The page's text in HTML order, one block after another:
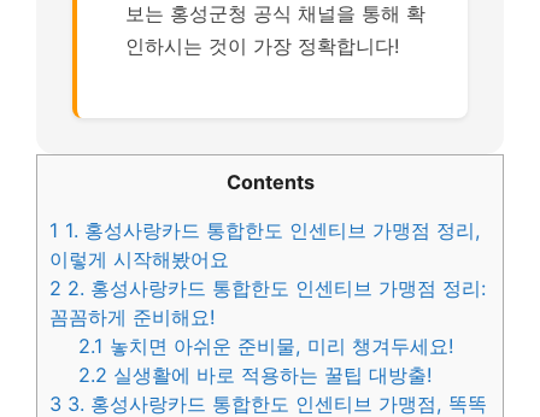
보는 홍성군청 공식 채널을 통해 확
인하시는 것이 가장 정확합니다!
Contents
1 1. 홍성사랑카드 통합한도 인센티브 가맹점 정리,
이렇게 시작해봤어요
2 2. 홍성사랑카드 통합한도 인센티브 가맹점 정리:
꼼꼼하게 준비해요!
2.1 놓치면 아쉬운 준비물, 미리 챙겨두세요!
2.2 실생활에 바로 적용하는 꿀팁 대방출!
3 3. 홍성사랑카드 통합한도 인센티브 가맹점, 똑똑